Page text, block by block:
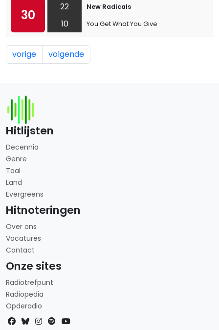
30
22
10
New Radicals
You Get What You Give
vorige volgende
Hitlijsten
Decennia
Genre
Taal
Land
Evergreens
Hitnoteringen
Over ons
Vacatures
Contact
Onze sites
Radiotrefpunt
Radiopedia
Opderadio